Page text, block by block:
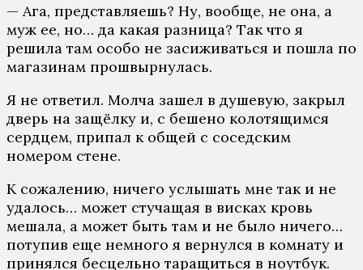
— Ага, представляешь? Ну, вообще, не она, а
муж ее, но… да какая разница? Так что я
решила там особо не засиживаться и пошла по
магазинам прошвырнулась.
Я не ответил. Молча зашел в душевую, закрыл
дверь на защёлку и, с бешено колотящимся
сердцем, припал к общей с соседским
номером стене.
К сожалению, ничего услышать мне так и не
удалось… может стучащая в висках кровь
мешала, а может быть там и не было ничего…
потупив еще немного я вернулся в комнату и
принялся бесцельно таращиться в ноутбук.